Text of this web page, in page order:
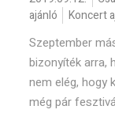
ajánló
Koncert
Szeptember
bizonyíték arra,
nem elég, hogy
még pár